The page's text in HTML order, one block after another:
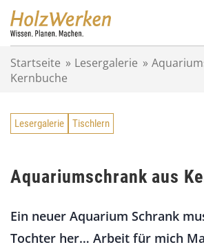
Startseite » Lesergalerie »
Kernbuche
Lesergalerie Tischlern
Aquariumschrank aus
Ein neuer Aquarium Schrank
Tochter her… Arbeit für mich